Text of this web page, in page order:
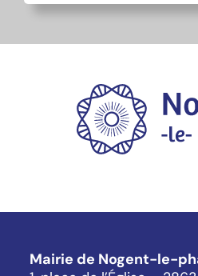
Mairie de Nogent-le-